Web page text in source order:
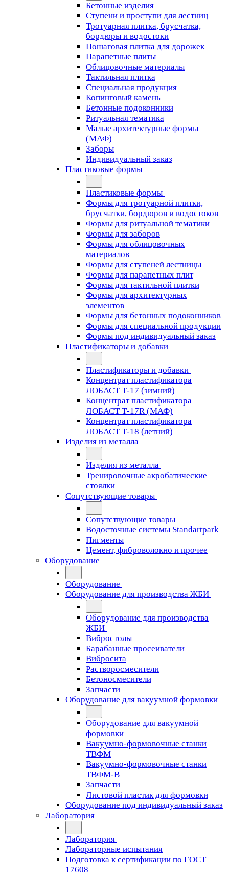
Бетонные изделия
Ступени и проступи для лестниц
Тротуарная плитка, брусчатка,
бордюры и водостоки
Пошаговая плитка для дорожек
Парапетные плиты
Облицовочные материалы
Тактильная плитка
Специальная продукция
Копинговый камень
Бетонные подоконники
Ритуальная тематика
Малые архитектурные формы
(МАФ)
Заборы
Индивидуальный заказ
Пластиковые формы
Пластиковые формы
Формы для тротуарной плитки,
брусчатки, бордюров и водостоков
Формы для ритуальной тематики
Формы для заборов
Формы для облицовочных
материалов
Формы для ступеней лестницы
Формы для парапетных плит
Формы для тактильной плитки
Формы для архитектурных
элементов
Формы для бетонных подоконников
Формы для специальной продукции
Формы под индивидуальный заказ
Пластификаторы и добавки
Пластификаторы и добавки
Концентрат пластификатора
ЛОБАСТ Т-17 (зимний)
Концентрат пластификатора
ЛОБАСТ Т-17R (МАФ)
Концентрат пластификатора
ЛОБАСТ Т-18 (летний)
Изделия из металла
Изделия из металла
Тренировочные акробатические
стоялки
Сопутствующие товары
Сопутствующие товары
Водосточные системы Standartpark
Пигменты
Цемент, фиброволокно и прочее
Оборудование
Оборудование
Оборудование для производства ЖБИ
Оборудование для производства
ЖБИ
Вибростолы
Барабанные просеиватели
Вибросита
Растворосмесители
Бетоносмесители
Запчасти
Оборудование для вакуумной формовки
Оборудование для вакуумной
формовки
Вакуумно-формовочные станки
ТВФМ
Вакуумно-формовочные станки
ТВФМ-В
Запчасти
Листовой пластик для формовки
Оборудование под индивидуальный заказ
Лаборатория
Лаборатория
Лабораторные испытания
Подготовка к сертификации по ГОСТ
17608